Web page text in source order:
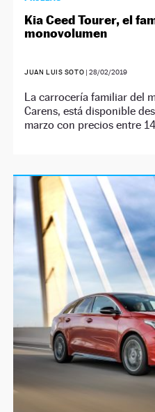
Kia Ceed Tourer, el
monovolumen
JUAN LUIS SOTO |28/02/2019
La carrocería familiar del
Carens, está disponible
marzo con precios entre